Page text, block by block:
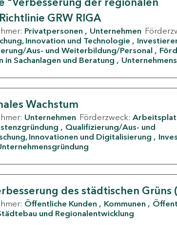
GRW RIGA
Privatpersonen Unternehmen
Innovation und Technologie
Aus- und Weiterbildung/Personal
in Sachanlagen und Beratung
Wachstum
Unternehmen Förderzweck:
Qualifizierung/Aus- und
Innovationen und Digitalisierung
des städtischen Grüns
Öffentliche Kunden Kommunen
und Regionalentwicklung